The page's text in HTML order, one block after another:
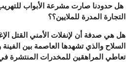
هل حدودنا صارت مشرعة الأبواب
التجارة المدرة للملايين؟؟
هل هي صدفة أن لإنفلات الأمني القتل
السلاح والذي تشهدها العاصمة بين
تعاطي المراهقين للمخدرات المنتشرة